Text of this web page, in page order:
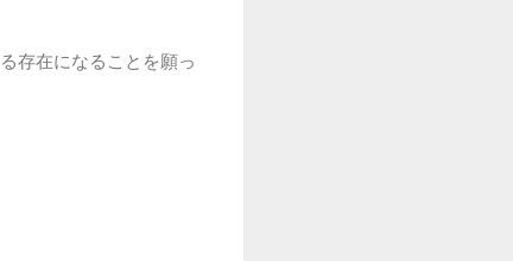
存在になることを願っ